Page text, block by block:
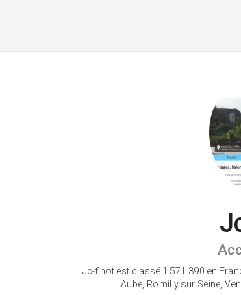
Jc-finot est classé 1 571 390 en
Aube, Romilly sur Seine,